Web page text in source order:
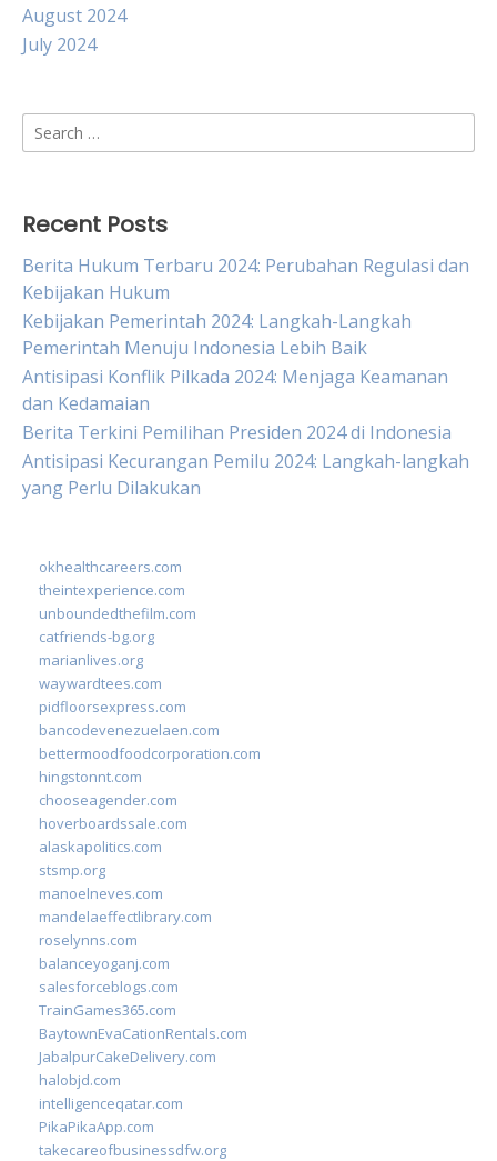
August 2024
July 2024
Search
for:
Recent Posts
Berita Hukum Terbaru 2024: Perubahan Regulasi dan
Kebijakan Hukum
Kebijakan Pemerintah 2024: Langkah-Langkah
Pemerintah Menuju Indonesia Lebih Baik
Antisipasi Konflik Pilkada 2024: Menjaga Keamanan
dan Kedamaian
Berita Terkini Pemilihan Presiden 2024 di Indonesia
Antisipasi Kecurangan Pemilu 2024: Langkah-langkah
yang Perlu Dilakukan
okhealthcareers.com
theintexperience.com
unboundedthefilm.com
catfriends-bg.org
marianlives.org
waywardtees.com
pidfloorsexpress.com
bancodevenezuelaen.com
bettermoodfoodcorporation.com
hingstonnt.com
chooseagender.com
hoverboardssale.com
alaskapolitics.com
stsmp.org
manoelneves.com
mandelaeffectlibrary.com
roselynns.com
balanceyoganj.com
salesforceblogs.com
TrainGames365.com
BaytownEvaCationRentals.com
JabalpurCakeDelivery.com
halobjd.com
intelligenceqatar.com
PikaPikaApp.com
takecareofbusinessdfw.org